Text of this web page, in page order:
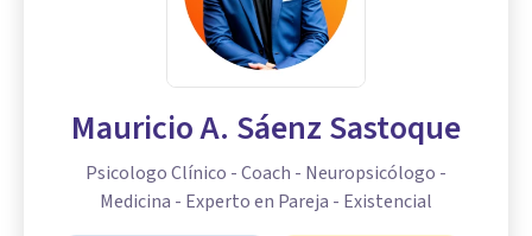
Mauricio A. Sáenz Sastoque
Psicologo Clínico - Coach - Neuropsicólogo -
Medicina - Experto en Pareja - Existencial